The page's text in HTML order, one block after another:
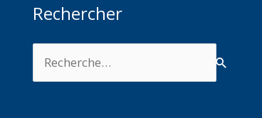
Rechercher